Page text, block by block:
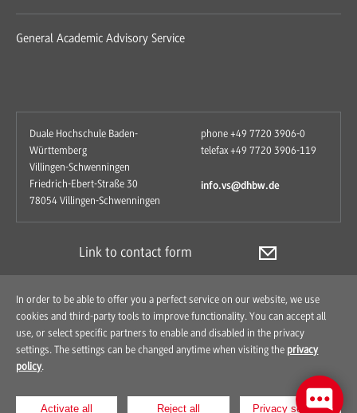
General Academic Advisory Service
Duale Hochschule Baden-
Württemberg
Villingen-Schwenningen
Friedrich-Ebert-Straße 30
78054 Villingen-Schwenningen
phone +49 7720 3906-0
telefax +49 7720 3906-119
info.vs@dhbw.de
Link to contact form
Contact
In order to be able to offer you a perfect service on our website, we use
cookies and third-party tools to improve functionality. You can accept all
use, or select specific partners to enable and disabled in the privacy
settings. The settings can be changed anytime when visiting the privacy
policy.
Activate all Reject all Privacy settings